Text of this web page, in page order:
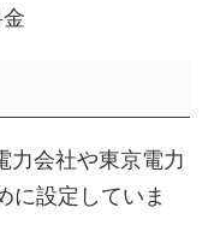
力会社や東京電力
に設定していま